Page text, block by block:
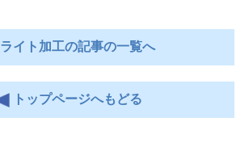
ライト加工の記事の一覧へ
トップページへもどる